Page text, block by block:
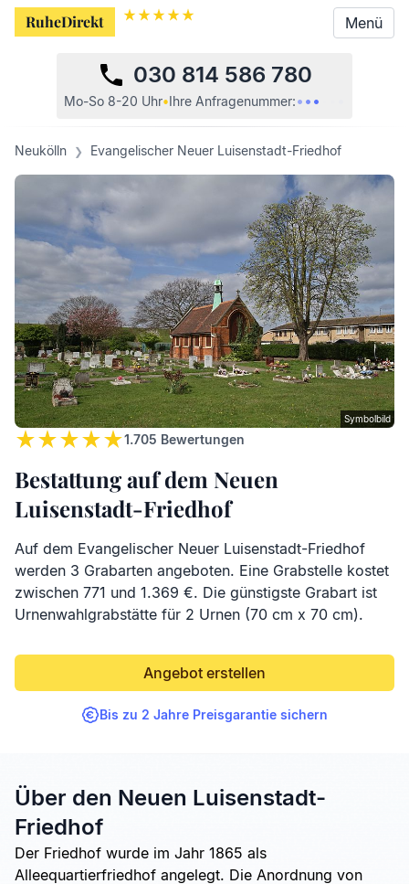
RuheDirekt Menü
030 814 586 780
Mo-So 8-20 Uhr•Ihre Anfragenummer:• • •
RuheDirekt Menü
Neukölln Evangelischer Neuer Luisenstadt-Friedhof
1.705 Bewertungen
Bestattung auf dem Neuen
Luisenstadt-Friedhof
Auf dem Evangelischer Neuer Luisenstadt-Friedhof
werden 3 Grabarten angeboten. Eine Grabstelle kostet
zwischen 771 und 1.369 €. Die günstigste Grabart ist
Urnenwahlgrabstätte für 2 Urnen (70 cm x 70 cm).
Angebot erstellen
Bis zu 2 Jahre Preisgarantie sichern
Symbolbild
Über den Neuen Luisenstadt-
Friedhof
Der Friedhof wurde im Jahr 1865 als
Alleequartierfriedhof angelegt. Die Anordnung von